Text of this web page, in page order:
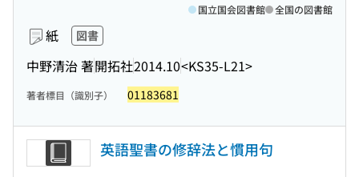
紙 図書
中野清治 著開拓社2014.10<KS35-L21>
国立国会図書館 全国の図書館
著者標目（識別子） 01183681
英語聖書の修辞法と慣用句